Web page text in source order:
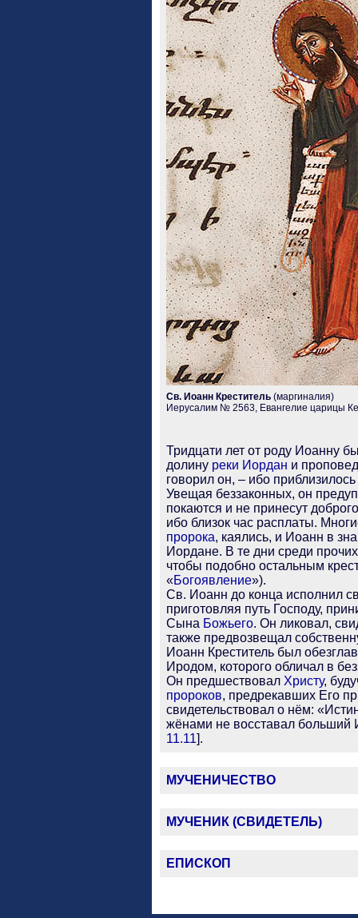
Св. Иоанн Креститель (маргиналия)
Иерусалим № 2563, Евангелие царицы
Тридцати лет от роду Иоанну
долину реки Иордан и
говорил он, – ибо
Увещая беззаконных, он
покаются и не принесут
ибо близок час расплаты.
пророка, каялись, и Иоанн в
Иордане. В те дни среди
чтобы подобно остальным
«Богоявление»).
Св. Иоанн до конца исполнил
приготовляя путь Господу,
Сына Божьего. Он ликовал,
также предвозвещал
Иоанн Креститель был
Иродом, которого обличал в
Он предшествовал Христу,
пророков, предрекавших Его
свидетельствовал о нём:
жёнами не восставал больший
11.11].
МУЧЕНИЧЕСТВО
МУЧЕНИК (СВИДЕТЕЛЬ)
ЕПИСКОП